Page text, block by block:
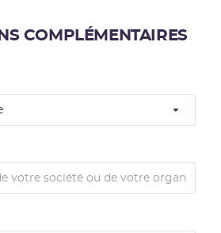
COMPLÉMENTAIRES